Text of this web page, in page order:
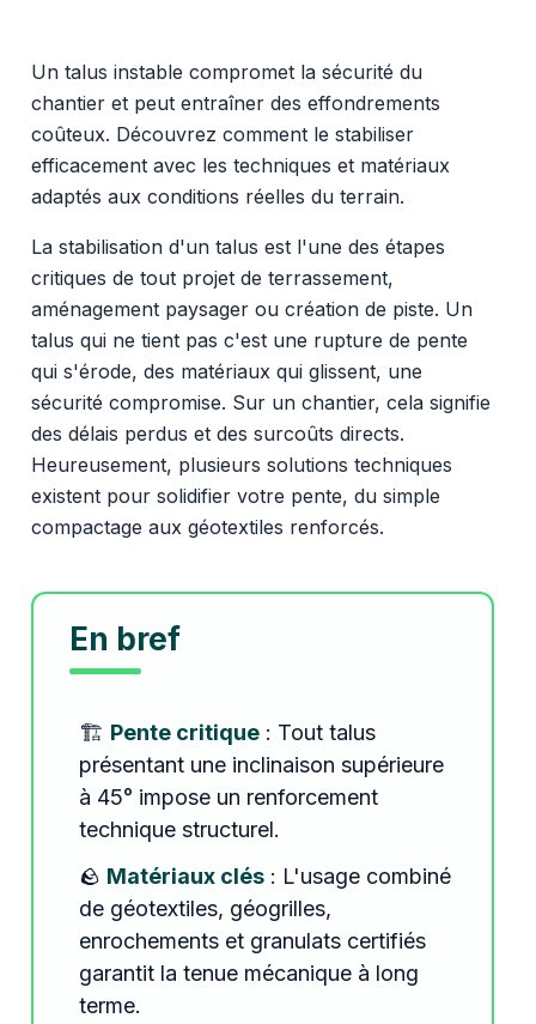
Un talus instable compromet la sécurité du
chantier et peut entraîner des effondrements
coûteux. Découvrez comment le stabiliser
efficacement avec les techniques et matériaux
adaptés aux conditions réelles du terrain.
La stabilisation d'un talus est l'une des étapes
critiques de tout projet de terrassement,
aménagement paysager ou création de piste. Un
talus qui ne tient pas c'est une rupture de pente
qui s'érode, des matériaux qui glissent, une
sécurité compromise. Sur un chantier, cela signifie
des délais perdus et des surcoûts directs.
Heureusement, plusieurs solutions techniques
existent pour solidifier votre pente, du simple
compactage aux géotextiles renforcés.
En bref
🏗️ Pente critique: Tout talus
présentant une inclinaison supérieure
à 45° impose un renforcement
technique structurel.
🪨 Matériaux clés: L'usage combiné
de géotextiles, géogrilles,
enrochements et granulats certifiés
garantit la tenue mécanique à long
terme.